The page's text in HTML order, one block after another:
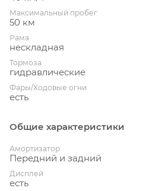
Максимальный пробег
50 км
Рама
нескладная
Тормоза
гидравлические
Фары/Ходовые огни
есть
Общие характеристики
Амортизатор
Передний и задний
Дисплей
есть